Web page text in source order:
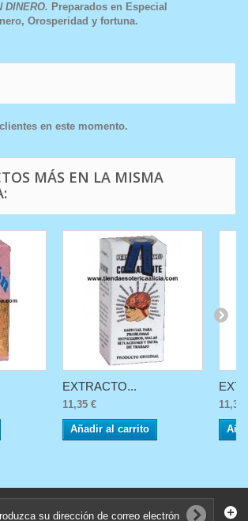
DINERO . Preparados en Especial
Orosperidad y fortuna.
en este momento.
MÁS EN LA MISMA
EXTRACTO...
11,35 €
Añadir al carrito
11,35